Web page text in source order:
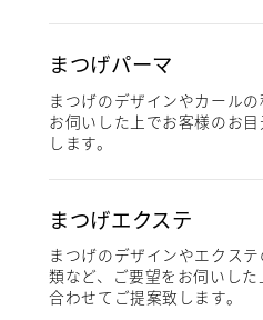
まつげパーマ
まつげのデザインやカール
お伺いした上でお客様のお
します。
まつげエクステ
まつげのデザインやエクス
類など、ご要望をお伺いし
合わせてご提案致します。